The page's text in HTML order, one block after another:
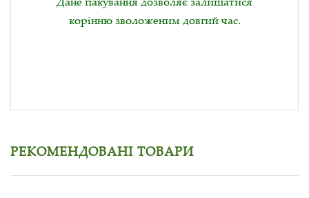
корінню зволоженим довгий час.
РЕКОМЕНДОВАНІ ТОВАРИ